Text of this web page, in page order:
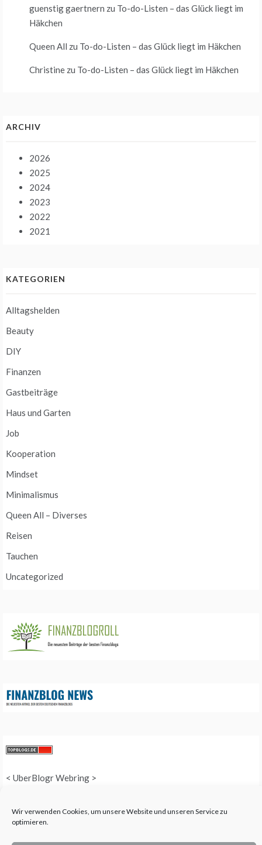
Wir verwenden Cookies, um unsere Website und unseren Service zu
optimieren.
guenstig gaertnern zu To-do-Listen – das Glück liegt im
Häkchen
Queen All zu To-do-Listen – das Glück liegt im Häkchen
Christine zu To-do-Listen – das Glück liegt im Häkchen
ARCHIV
2026
2025
2024
2023
2022
2021
KATEGORIEN
Alltagshelden
Beauty
DIY
Finanzen
Gastbeiträge
Haus und Garten
Job
Kooperation
Mindset
Minimalismus
Queen All – Diverses
Reisen
Tauchen
Uncategorized
< UberBlogr Webring >
COPYRIGHT © 2025 QUEEN-ALL - ALL RIGHTS RESERVED. THEME: PROMOS